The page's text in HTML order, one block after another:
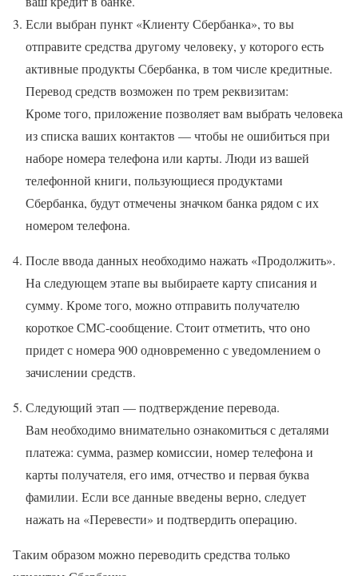
Если выбран пункт «Клиенту Сбербанка», то вы
отправите средства другому человеку, у которого есть
активные продукты Сбербанка, в том числе кредитные.
Перевод средств возможен по трем реквизитам:
Кроме того, приложение позволяет вам выбрать человека
из списка ваших контактов — чтобы не ошибиться при
наборе номера телефона или карты. Люди из вашей
телефонной книги, пользующиеся продуктами
Сбербанка, будут отмечены значком банка рядом с их
номером телефона.
После ввода данных необходимо нажать «Продолжить».
На следующем этапе вы выбираете карту списания и
сумму. Кроме того, можно отправить получателю
короткое СМС-сообщение. Стоит отметить, что оно
придет с номера 900 одновременно с уведомлением о
зачислении средств.
Следующий этап — подтверждение перевода.
Вам необходимо внимательно ознакомиться с деталями
платежа: сумма, размер комиссии, номер телефона и
карты получателя, его имя, отчество и первая буква
фамилии. Если все данные введены верно, следует
нажать на «Перевести» и подтвердить операцию.
Таким образом можно переводить средства только